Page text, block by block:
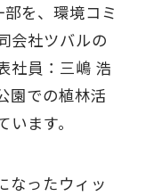
を、環境コミ
会社ツバルの
社員：三嶋 浩
園での植林活
ます。
なったウィッ